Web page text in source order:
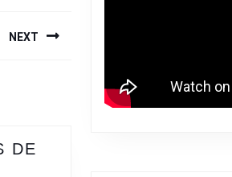
NEXT
DE